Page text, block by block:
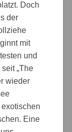
Doch
der
mit
und
„The
wieder
Eine